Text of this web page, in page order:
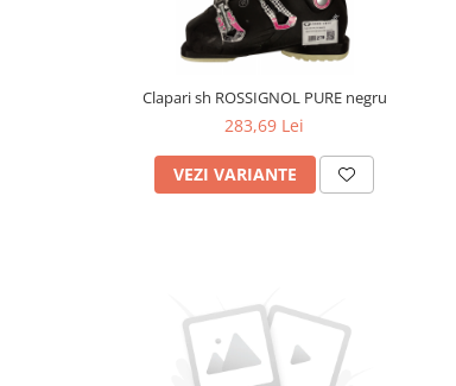
Clapari sh ROSSIGNOL PURE negru
283,69 Lei
VEZI VARIANTE